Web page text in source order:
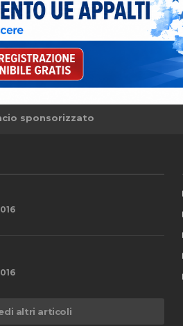
sponsorizzato
altri articoli